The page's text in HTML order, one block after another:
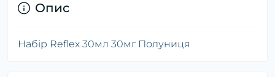
Опис
Набір Reflex 30мл 30мг Полуниця